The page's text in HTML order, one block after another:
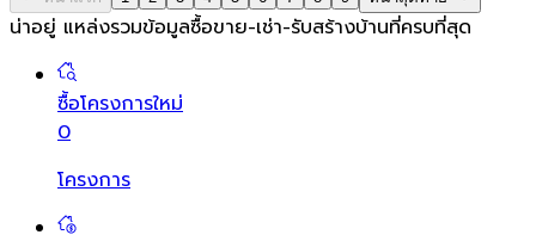
น่าอยู่ แหล่งรวมข้อมูลซื้อขาย-เช่า-รับสร้างบ้านที่ครบที่สุด
ซื้อโครงการใหม่
0
โครงการ